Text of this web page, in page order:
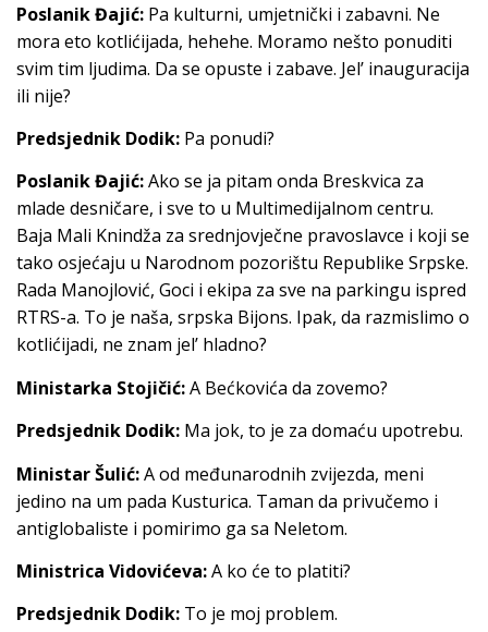
Poslanik Đajić: Pa kulturni, umjetnički i zabavni. Ne
mora eto kotlićijada, hehehe. Moramo nešto ponuditi
svim tim ljudima. Da se opuste i zabave. Jel’ inauguracija
ili nije?
Predsjednik Dodik: Pa ponudi?
Poslanik Đajić:Ako se ja pitam onda Breskvica za
mlade desničare, i sve to u Multimedijalnom centru.
Baja Mali Knindža za srednjovječne pravoslavce i koji se
tako osjećaju u Narodnom pozorištu Republike Srpske.
Rada Manojlović, Goci i ekipa za sve na parkingu ispred
RTRS-a. To je naša, srpska Bijons. Ipak, da razmislimo o
kotlićijadi, ne znam jel’ hladno?
Ministarka Stojičić:A Bećkovića da zovemo?
Predsjednik Dodik: Ma jok, to je za domaću upotrebu.
Ministar Šulić:A od međunarodnih zvijezda, meni
jedino na um pada Kusturica. Taman da privučemo i
antiglobaliste i pomirimo ga sa Neletom.
Ministrica Vidovićeva:A ko će to platiti?
Predsjednik Dodik: To je moj problem.